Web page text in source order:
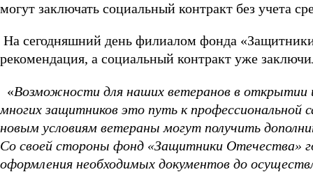
могут заключать социальный контракт без учета
На сегодняшний день филиалом фонда
рекомендация, а социальный контракт уже
«Возможности для наших ветеранов в открытии
многих защитников это путь к профессиональной
новым условиям ветераны могут получить
Со своей стороны фонд «Защитники Отечества»
оформления необходимых документов до